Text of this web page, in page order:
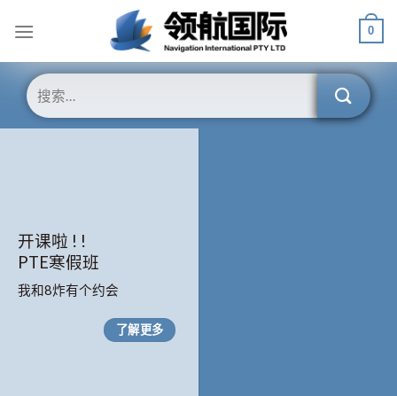
0
开课啦 ! !
PTE寒假班
我和8炸有个约会
了解更多